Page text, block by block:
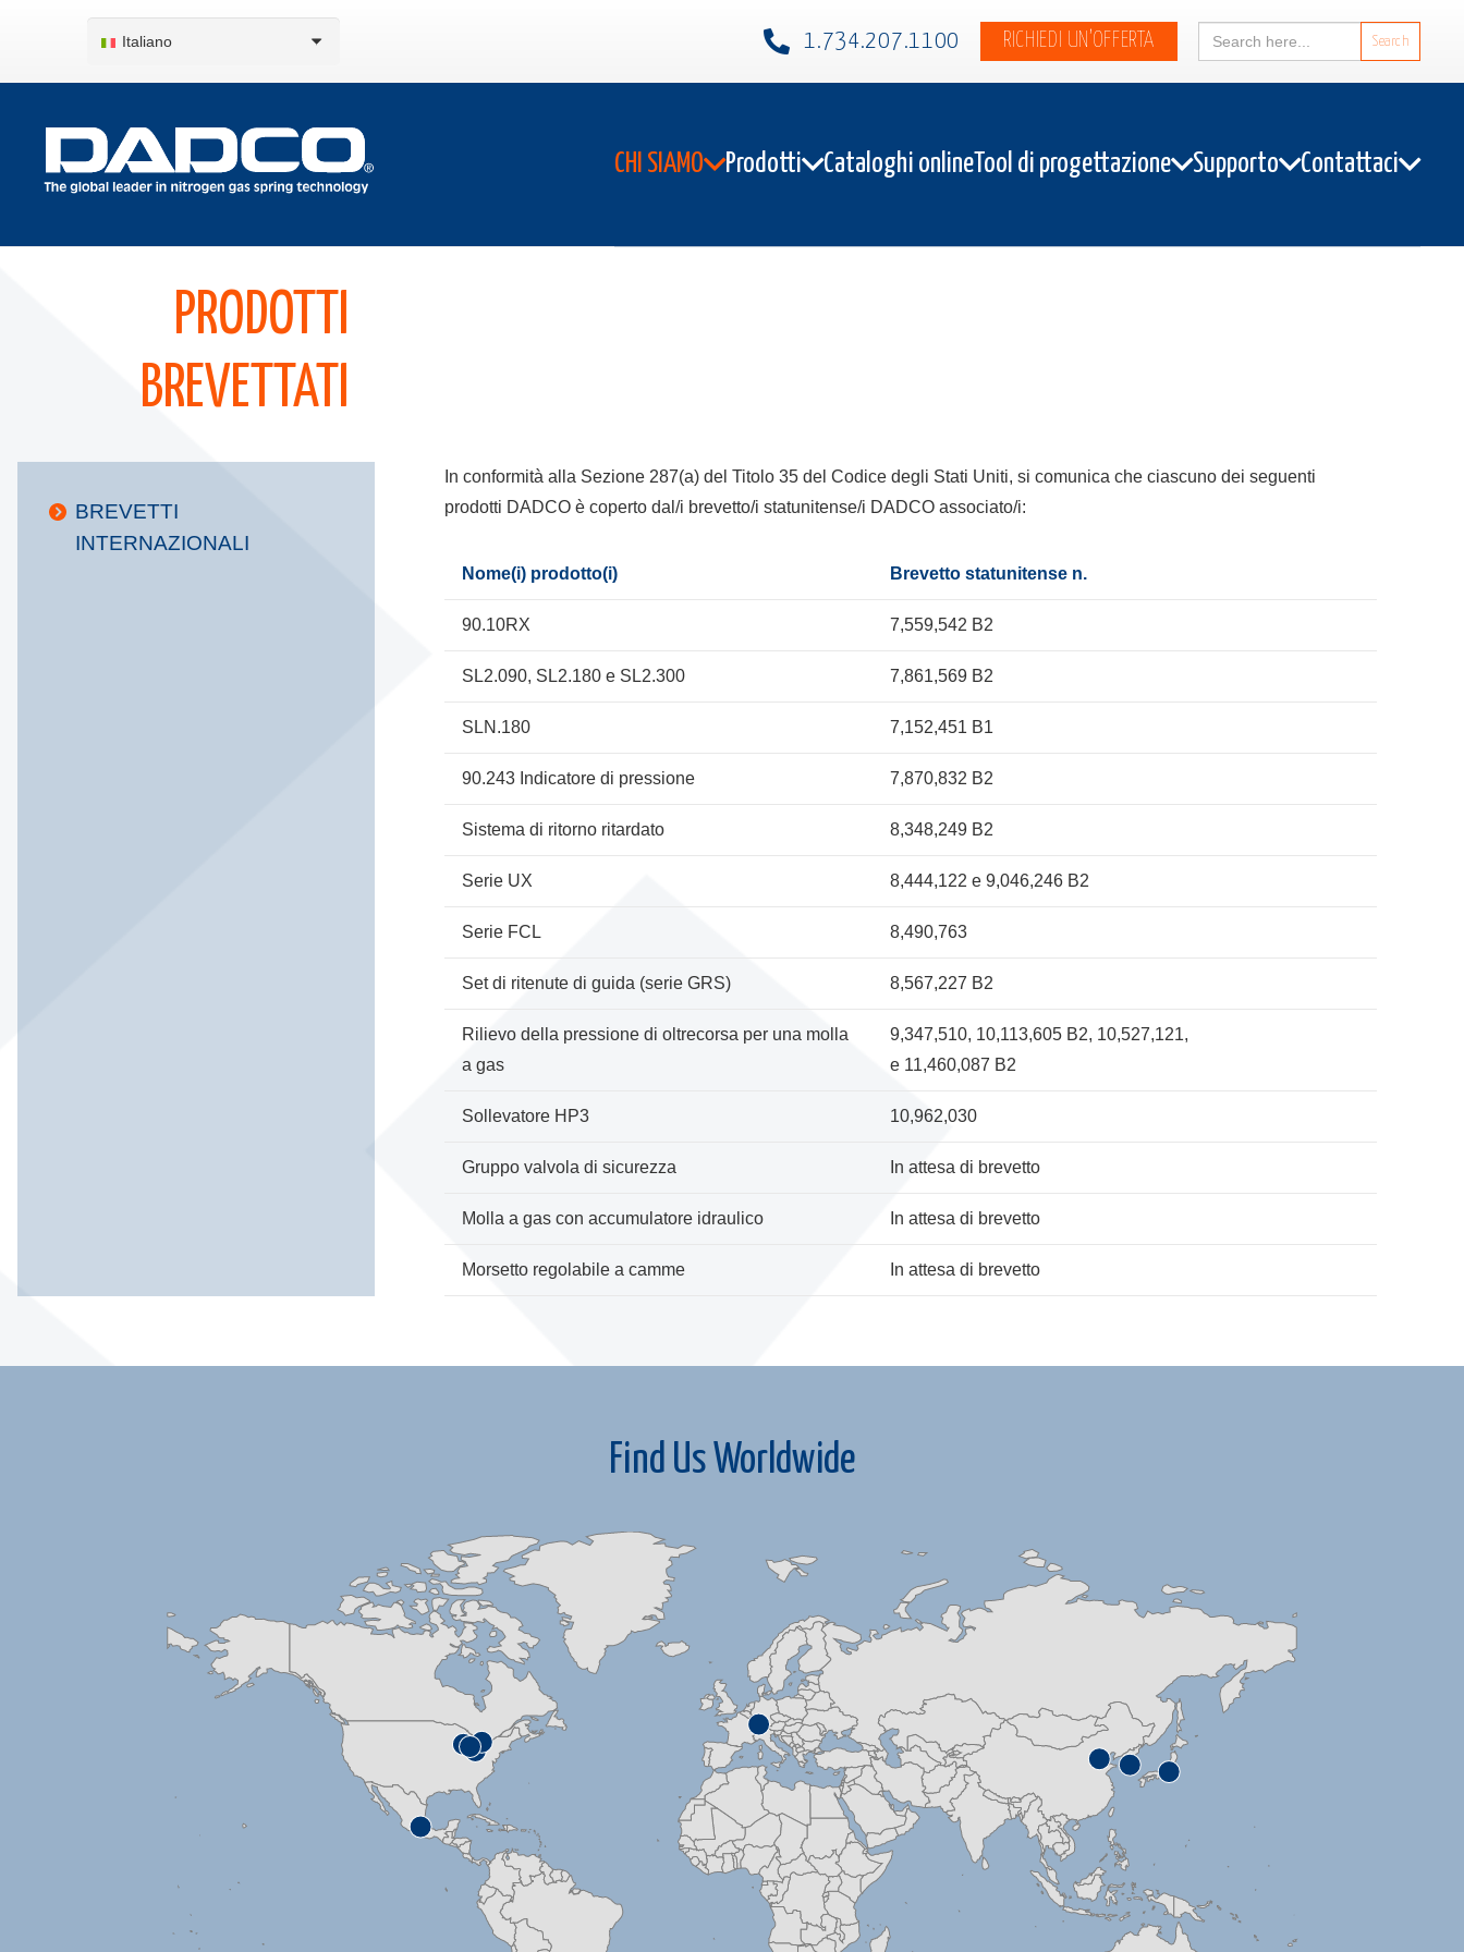
Italiano 1.734.207.1100​ RICHIEDI UN’OFFERTA
Search
for:
CHI SIAMO Prodotti Cataloghi online Tool di progettazione Supporto Contattaci
PRODOTTI
BREVETTATI
BREVETTI
INTERNAZIONALI
In conformità alla Sezione 287(a) del Titolo 35 del Codice degli Stati Uniti, si comunica che ciascuno dei seguenti
prodotti DADCO è coperto dal/i brevetto/i statunitense/i DADCO associato/i:
Nome(i) prodotto(i) Brevetto statunitense n.
90.10RX 7,559,542 B2
SL2.090, SL2.180 e SL2.300 7,861,569 B2
SLN.180 7,152,451 B1
90.243 Indicatore di pressione 7,870,832 B2
Sistema di ritorno ritardato 8,348,249 B2
Serie UX 8,444,122 e 9,046,246 B2
Serie FCL 8,490,763
Set di ritenute di guida (serie GRS) 8,567,227 B2
Rilievo della pressione di oltrecorsa per una molla
a gas
9,347,510, 10,113,605 B2, 10,527,121,
e 11,460,087 B2
Sollevatore HP3 10,962,030
Gruppo valvola di sicurezza In attesa di brevetto
Molla a gas con accumulatore idraulico In attesa di brevetto
Morsetto regolabile a camme In attesa di brevetto
Find Us Worldwide